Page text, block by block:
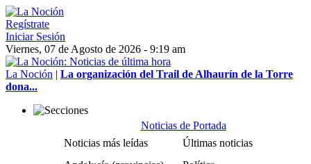
Regístrate
Iniciar Sesión
Viernes, 07 de Agosto de 2026 - 9:19 am
La Noción | La organización del Trail de Alhaurín de la Torre
dona...
Noticias de Portada
Noticias más leídas
Últimas noticias